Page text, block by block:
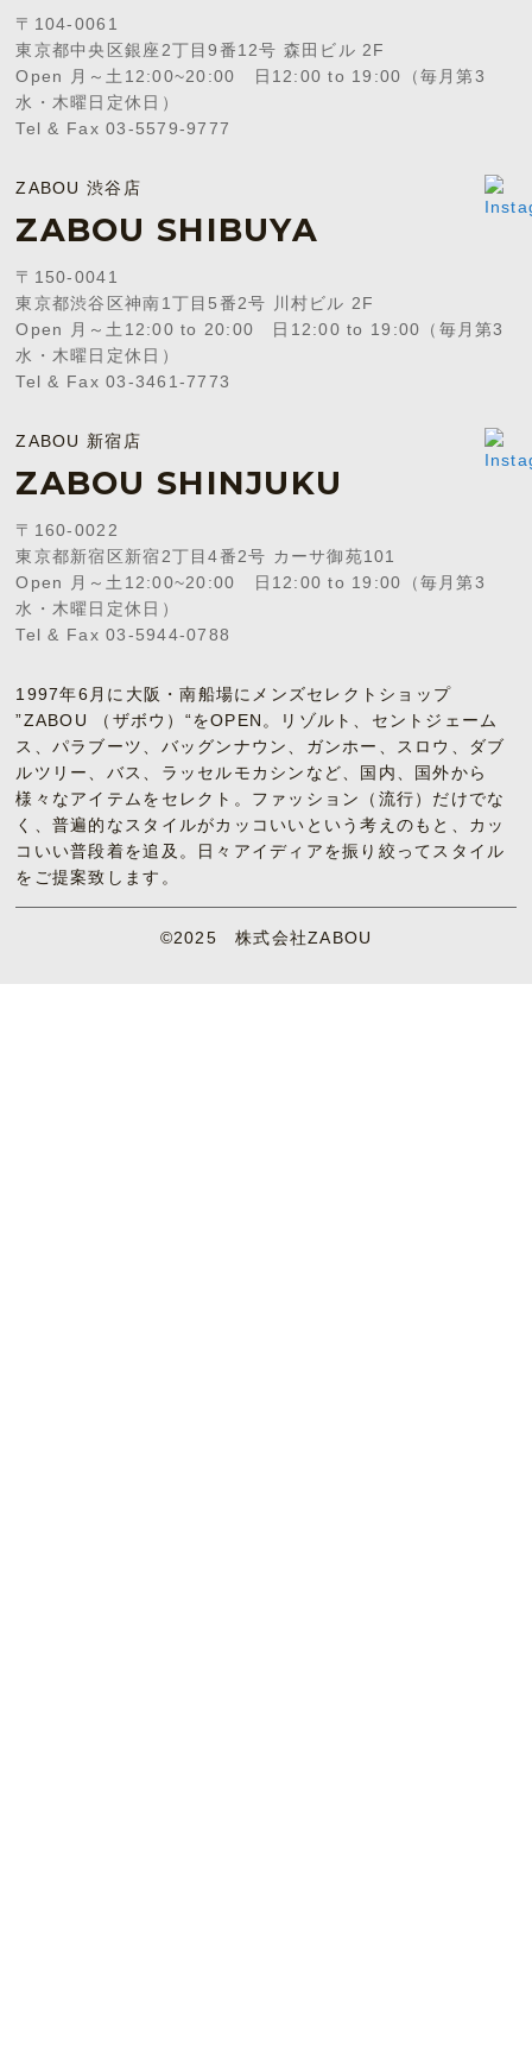
〒104-0061
東京都中央区銀座2丁目9番12号 森田ビル 2F
Open 月～土12:00~20:00 日12:00 to 19:00（毎月第3
水・木曜日定休日）
Tel & Fax 03-5579-9777
ZABOU 渋谷店
ZABOU SHIBUYA
〒150-0041
東京都渋谷区神南1丁目5番2号 川村ビル 2F
Open 月～土12:00 to 20:00 日12:00 to 19:00（毎月第3
水・木曜日定休日）
Tel & Fax 03-3461-7773
ZABOU 新宿店
ZABOU SHINJUKU
〒160-0022
東京都新宿区新宿2丁目4番2号 カーサ御苑101
Open 月～土12:00~20:00 日12:00 to 19:00（毎月第3
水・木曜日定休日）
Tel & Fax 03-5944-0788
1997年6月に大阪・南船場にメンズセレクトショップ
”ZABOU （ザボウ）“をOPEN。リゾルト、セントジェーム
ス、パラブーツ、バッグンナウン、ガンホー、スロウ、ダブ
ルツリー、バス、ラッセルモカシンなど、国内、国外から
様々なアイテムをセレクト。ファッション（流行）だけでな
く、普遍的なスタイルがカッコいいという考えのもと、カッ
コいい普段着を追及。日々アイディアを振り絞ってスタイル
をご提案致します。
©2025 株式会社ZABOU